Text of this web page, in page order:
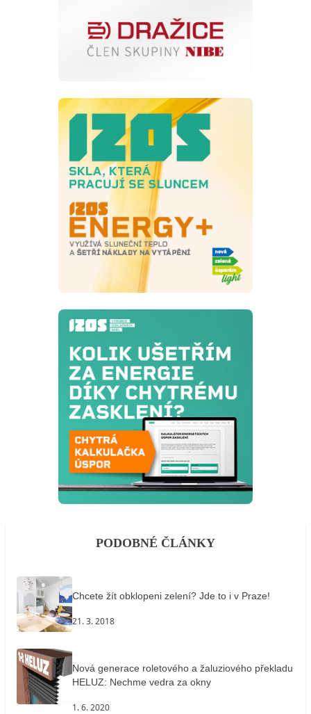
PODOBNÉ ČLÁNKY
Chcete žít obklopeni zelení? Jde to i v Praze!
21. 3. 2018
Nová generace roletového a žaluziového překladu
HELUZ: Nechme vedra za okny
1. 6. 2020